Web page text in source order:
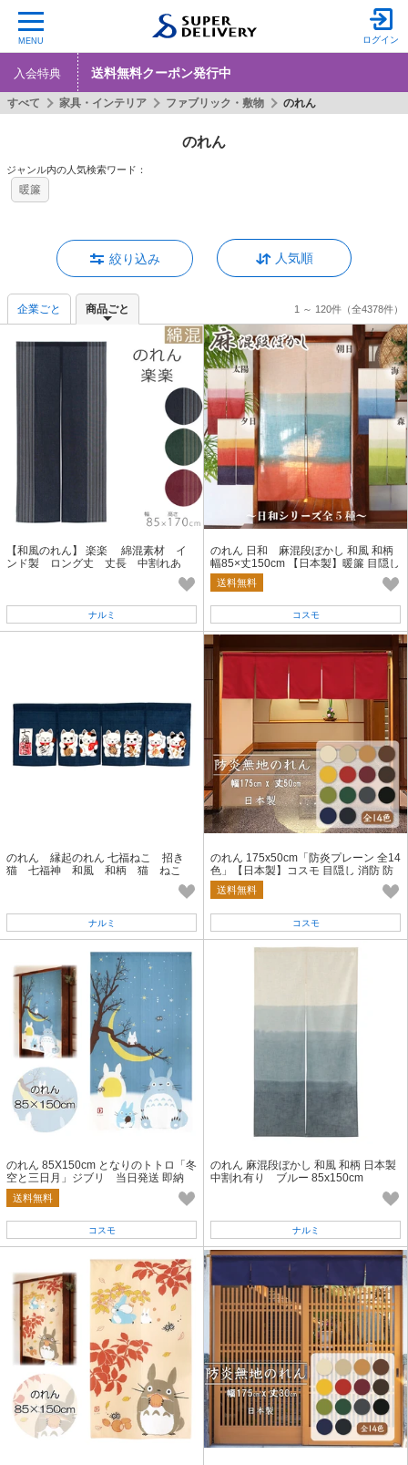
MENU ログイン
入会特典 送料無料クーポン発行中
のれん
すべて 家具・インテリア ファブリック・敷物 のれん
ジャンル内の人気検索ワード：
暖簾
絞り込み 人気順
企業ごと 商品ごと 1 ～ 120件（全4378件）
【和風のれん】 楽楽 綿混素材 イ
ンド製 ロング丈 丈長 中割れあ
ナルミ
のれん 日和 麻混段ぼかし 和風 和柄
幅85×丈150cm 【日本製】暖簾 目隠し
送料無料
コスモ
のれん 縁起のれん 七福ねこ 招き
猫 七福神 和風 和柄 猫 ねこ
ナルミ
のれん 175x50cm「防炎プレーン 全14
色」【日本製】コスモ 目隠し 消防 防
災 店舗 施設 向け
送料無料
コスモ
のれん 85X150cm となりのトトロ「冬
空と三日月」ジブリ 当日発送 即納
送料無料
コスモ
のれん 麻混段ぼかし 和風 和柄 日本製
中割れ有り ブルー 85x150cm
ナルミ